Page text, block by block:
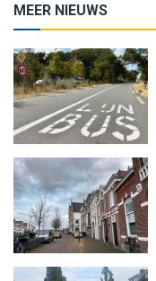
MEER NIEUWS